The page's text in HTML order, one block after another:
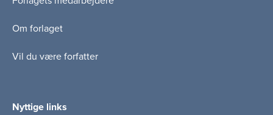
Om forlaget
Vil du være forfatter
Nyttige links